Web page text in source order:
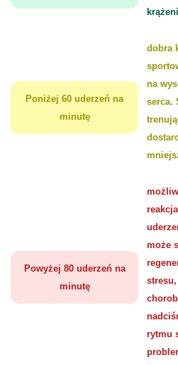
Poniżej 60 uderzeń na
minutę
dobra
na
serca.
Powyżej 80 uderzeń na
minutę
może
rytmu